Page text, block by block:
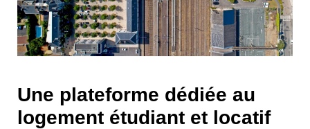
Une plateforme dédiée au
logement étudiant et locatif